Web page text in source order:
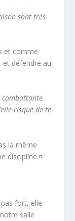
sont très
et comme
et défendre au
combattante
risque de te
la même
discipline.¤
fort, elle
salle